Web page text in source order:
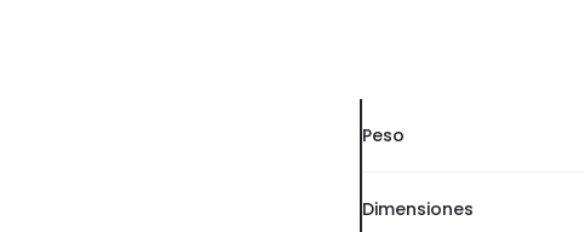
Peso
Dimensiones